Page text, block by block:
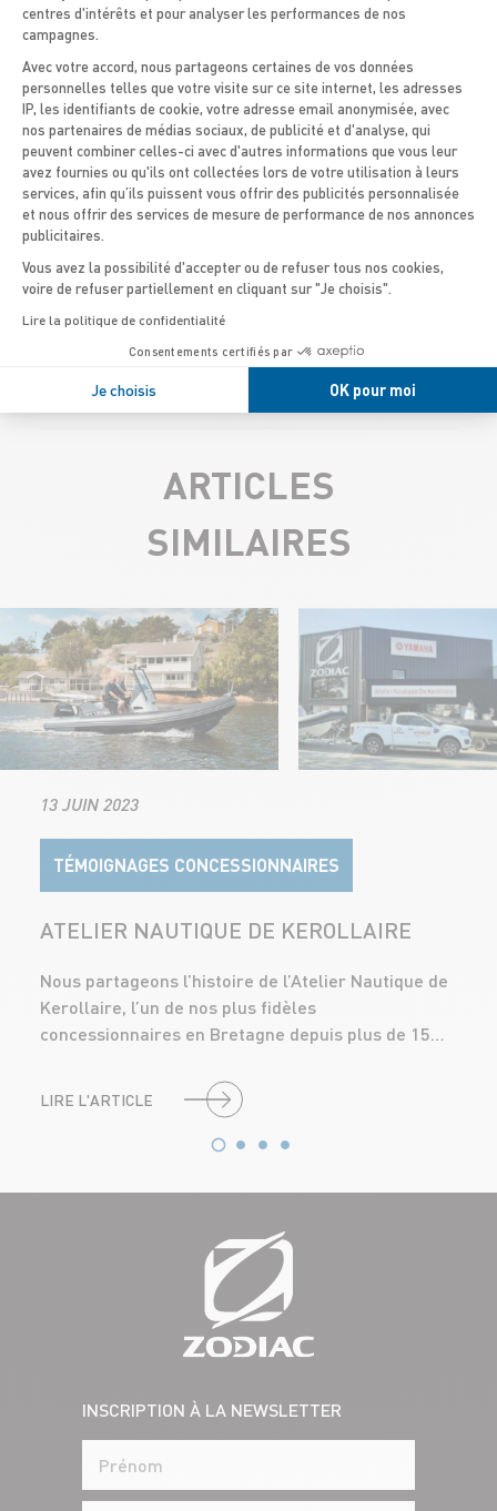
En effet, il y en a tout pour tous les
goûts ; en allant de la taille à des
modèles différents, nos bateaux
font des heureux !
ARTICLES
SIMILAIRES
13 JUIN 2023
TÉMOIGNAGES CONCESSIONNAIRES
ATELIER NAUTIQUE DE KEROLLAIRE
Nous partageons l’histoire de l’Atelier Nautique de
Kerollaire, l’un de nos plus fidèles
concessionnaires en Bretagne depuis plus de 15…
LIRE L'ARTICLE
INSCRIPTION À LA NEWSLETTER
centres d'intérêts et pour analyser les performances de nos
campagnes.
Avec votre accord, nous partageons certaines de vos données
personnelles telles que votre visite sur ce site internet, les adresses
IP, les identifiants de cookie, votre adresse email anonymisée, avec
nos partenaires de médias sociaux, de publicité et d'analyse, qui
peuvent combiner celles-ci avec d'autres informations que vous leur
avez fournies ou qu'ils ont collectées lors de votre utilisation à leurs
services, afin qu’ils puissent vous offrir des publicités personnalisée
et nous offrir des services de mesure de performance de nos annonces
publicitaires.
Vous avez la possibilité d'accepter ou de refuser tous nos cookies,
voire de refuser partiellement en cliquant sur "Je choisis".
Lire la politique de confidentialité
Consentements certifiés par
Je choisis OK pour moi
Axeptio consent